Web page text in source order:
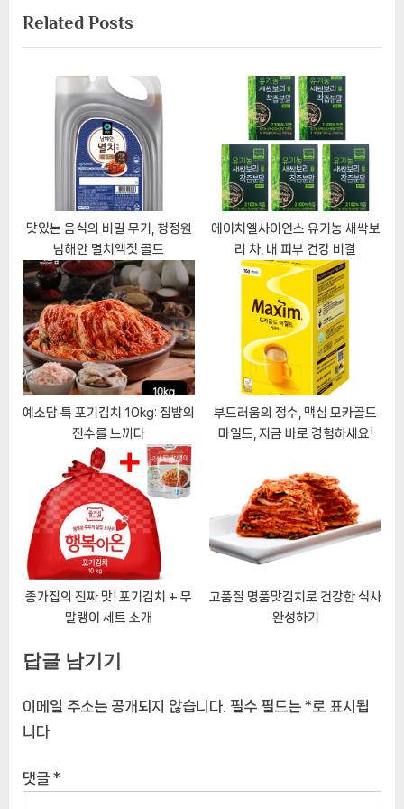
비
v
i
t
x
t
P
o
s
t
:
Related Posts
맛있는 음식의 비밀 무기, 청정원
남해안 멸치액젓 골드
에이치엘사이언스 유기농 새싹보
리 차, 내 피부 건강 비결
예소담 특 포기김치 10kg: 집밥의
진수를 느끼다
부드러움의 정수, 맥심 모카골드
마일드, 지금 바로 경험하세요!
종가집의 진짜 맛! 포기김치 + 무
말랭이 세트 소개
고품질 명품맛김치로 건강한 식사
완성하기
답글 남기기
이메일 주소는 공개되지 않습니다. 필수 필드는 *로 표시됩
니다
댓글 *